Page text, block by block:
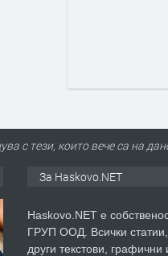
с тези, които вече са на
За Haskovo.NET
Haskovo.NET е
ГРУП ООД. Всички
други текстови,